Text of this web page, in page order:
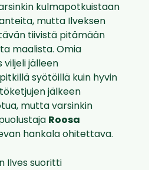
kulmapotkuistaan
mutta Ilveksen
tiivistä pitämään
maalista. Omia
viljeli jälleen
syötöillä kuin hyvin
jälkeen
mutta varsinkin
Roosa
hankala ohitettava.
Ilves suoritti